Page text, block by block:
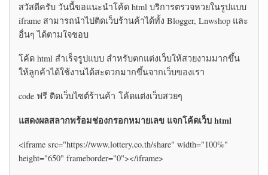
สวัสดีครับ วันนี้ขอแนะนำโค้ด html บริการตรวจหวยในรูปแบบ
iframe สามารถนำไปติดเว็บร้านค้าได้ทั้ง Blogger, Lnwshop และ
อื่นๆ ได้ตามใจชอบ
โค้ด html สำเร็จรูปแบบ สำหรับตกแต่งเว็บให้สวยงามมากขึ้น
ให้ลูกค้าได้ใช้งานได้สะดวกมากขึ้นจากเว็บของเรา
code ฟรี ติดเว็บไซต์ร้านค้า โค้ดแต่งเว็บสวยๆ
แสดงผลสลากพร้อมช่องกรอกหมายเลข แจกโค้ดเว็บ html
<iframe src="https://www.lottery.co.th/share" width="100%"
height="650" frameborder="0"></iframe>